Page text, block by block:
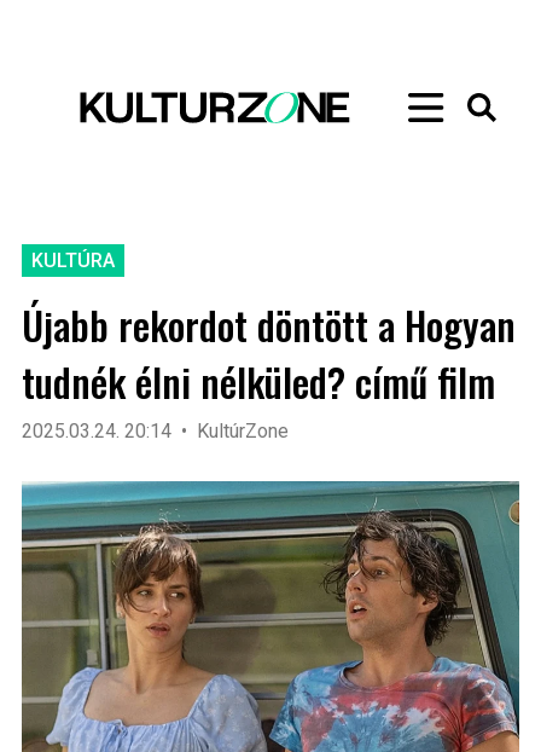
KULTÚRA
Újabb rekordot döntött a Hogyan
tudnék élni nélküled? című film
2025.03.24. 20:14 KultúrZone